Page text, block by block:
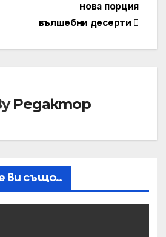
нова порция
вълшебни десерти
Редактор
ви също..